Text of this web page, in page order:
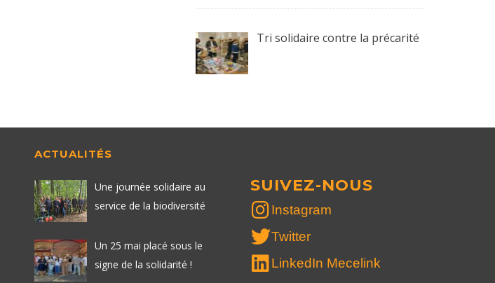
Tri solidaire contre la précarité
ACTUALITÉS
Une journée solidaire au
service de la biodiversité
Un 25 mai placé sous le
signe de la solidarité !
SUIVEZ-NOUS
Instagram
Twitter
LinkedIn Mecelink